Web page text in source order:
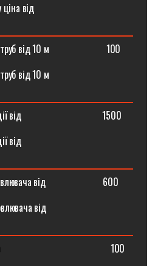
від
труб від 10 м⠀⠀⠀⠀⠀⠀⠀⠀100
від 10 м
від ⠀⠀⠀⠀⠀⠀⠀⠀⠀⠀⠀1500
від
від⠀⠀⠀⠀⠀⠀⠀⠀600
від
⠀⠀⠀⠀⠀⠀⠀⠀⠀⠀⠀⠀⠀⠀⠀100